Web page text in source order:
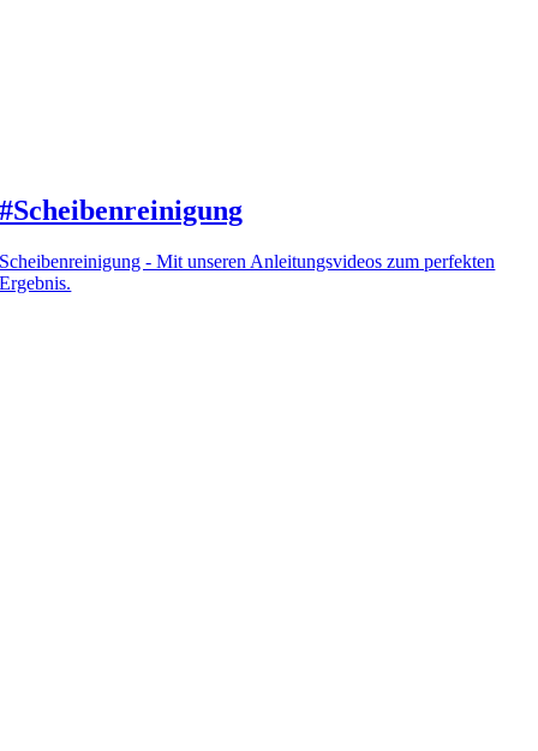
#Scheibenreinigung
Scheibenreinigung - Mit unseren Anleitungsvideos zum perfekten
Ergebnis.